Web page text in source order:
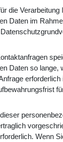
die Verarbeitung
Daten im
Daten so lange,
Wenn